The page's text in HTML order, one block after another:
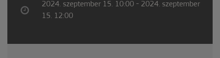
2024. szeptember 15. 10:00 - 2024. szeptember
15. 12:00